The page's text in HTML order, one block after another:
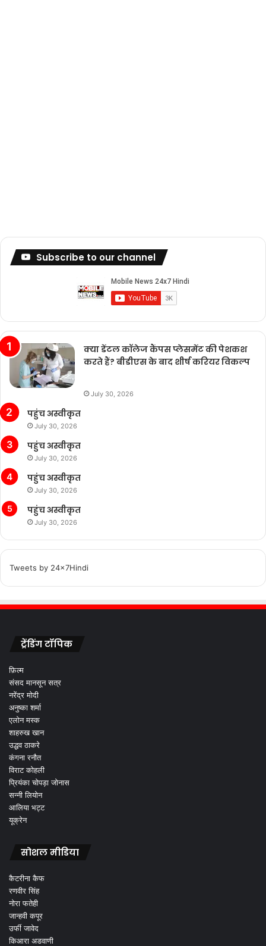
Subscribe to our channel
क्या डेंटल कॉलेज कैंपस प्लेसमेंट की पेशकश
करते हैं? बीडीएस के बाद शीर्ष करियर विकल्प
July 30, 2026
पहुंच अस्वीकृत
July 30, 2026
पहुंच अस्वीकृत
July 30, 2026
पहुंच अस्वीकृत
July 30, 2026
पहुंच अस्वीकृत
July 30, 2026
Tweets by 24x7Hindi
ट्रेंडिंग टॉपिक
फ़िल्म
संसद मानसून सत्र
नरेंद्र मोदी
अनुष्का शर्मा
एलोन मस्क
शाहरुख खान
उद्धव ठाकरे
कंगना रनौत
विराट कोहली
प्रियंका चोपड़ा जोनास
सन्नी लियोन
आलिया भट्ट
यूक्रेन
सोशल मीडिया
कैटरीना कैफ
रणवीर सिंह
नोरा फतेही
जान्हवी कपूर
उर्फी जावेद
किआरा अडवाणी